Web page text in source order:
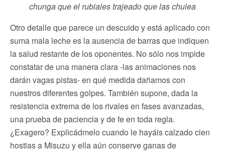
chunga que el rubiales trajeado que las chulea
Otro detalle que parece un descuido y está aplicado con
suma mala leche es la ausencia de barras que indiquen
la salud restante de los oponentes. No sólo nos impide
constatar de una manera clara -las animaciones nos
darán vagas pistas- en qué medida dañamos con
nuestros diferentes golpes. También supone, dada la
resistencia extrema de los rivales en fases avanzadas,
una prueba de paciencia y de fe en toda regla.
¿Exagero? Explicádmelo cuando le hayáis calzado cien
hostias a Misuzu y ella aún conserve ganas de